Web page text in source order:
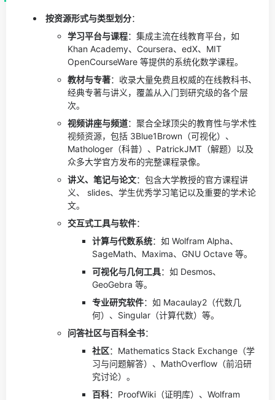
按资源形式与类型划分：
学习平台与课程：集成主流在线教育平台，如
Khan Academy、Coursera、edX、MIT
OpenCourseWare 等提供的系统化数学课程。
教材与专著：收录大量免费且权威的在线教科书、
经典专著与讲义，覆盖从入门到研究级的各个层
次。
视频讲座与频道：聚合全球顶尖的教育性与学术性
视频资源，包括 3Blue1Brown（可视化）、
Mathologer（科普）、PatrickJMT（解题）以及
众多大学官方发布的完整课程录像。
讲义、笔记与论文：包含大学教授的官方课程讲
义、 slides、学生优秀学习笔记以及重要的学术论
文。
交互式工具与软件：
计算与代数系统：如 Wolfram Alpha、
SageMath、Maxima、GNU Octave 等。
可视化与几何工具：如 Desmos、
GeoGebra 等。
专业研究软件：如 Macaulay2（代数几
何）、Singular（计算代数）等。
问答社区与百科全书：
社区：Mathematics Stack Exchange（学
习与问题解答）、MathOverflow（前沿研
究讨论）。
百科：ProofWiki（证明库）、Wolfram